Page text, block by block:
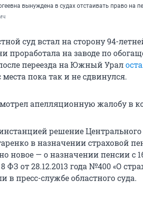
вынуждена в судах отстаивать право на
суд встал на сторону 94-
проработала на заводе по
переезда на Южный Урал
пока так и не сдвинулся.
апелляционную жалобу в
решение Центрального
в назначении страховой
новое — о назначении пенсии с
ФЗ от 28.12.2013 года №400 «О
в пресс-службе областного суда.